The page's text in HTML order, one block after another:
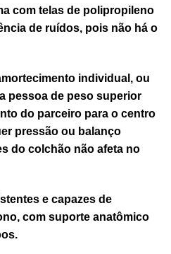
com telas de polipropileno
de ruídos, pois não há o
individual, ou
pessoa de peso superior
do parceiro para o centro
pressão ou balanço
do colchão não afeta no
e capazes de
com suporte anatômico